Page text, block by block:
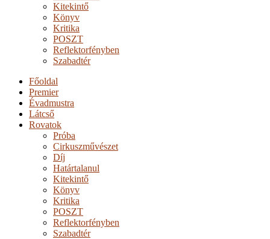
Kitekintő
Könyv
Kritika
POSZT
Reflektorfényben
Szabadtér
Főoldal
Premier
Évadmustra
Látcső
Rovatok
Próba
Cirkuszművészet
Díj
Határtalanul
Kitekintő
Könyv
Kritika
POSZT
Reflektorfényben
Szabadtér